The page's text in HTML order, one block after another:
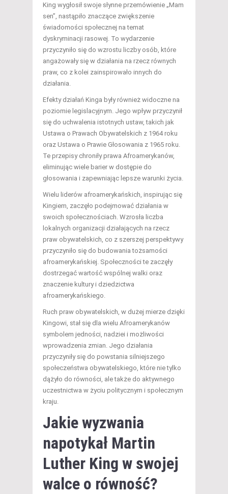
King wygłosił swoje słynne przemówienie „Mam
sen”, nastąpiło znaczące zwiększenie
świadomości społecznej na temat
dyskryminacji rasowej. To wydarzenie
przyczyniło się do wzrostu liczby osób, które
angażowały się w działania na rzecz równych
praw, co z kolei zainspirowało innych do
działania.
Efekty działań Kinga były również widoczne na
poziomie legislacyjnym. Jego wpływ przyczynił
się do uchwalenia istotnych ustaw, takich jak
Ustawa o Prawach Obywatelskich z 1964 roku
oraz Ustawa o Prawie Głosowania z 1965 roku.
Te przepisy chroniły prawa Afroamerykanów,
eliminując wiele barier w dostępie do
głosowania i zapewniając lepsze warunki życia.
Wielu liderów afroamerykańskich, inspirując się
Kingiem, zaczęło podejmować działania w
swoich społecznościach. Wzrosła liczba
lokalnych organizacji działających na rzecz
praw obywatelskich, co z szerszej perspektywy
przyczyniło się do budowania tożsamości
afroamerykańskiej. Społeczności te zaczęły
dostrzegać wartość wspólnej walki oraz
znaczenie kultury i dziedzictwa
afroamerykańskiego.
Ruch praw obywatelskich, w dużej mierze dzięki
Kingowi, stał się dla wielu Afroamerykanów
symbolem jedności, nadziei i możliwości
wprowadzenia zmian. Jego działania
przyczyniły się do powstania silniejszego
społeczeństwa obywatelskiego, które nie tylko
dążyło do równości, ale także do aktywnego
uczestnictwa w życiu politycznym i społecznym
kraju.
Jakie wyzwania
napotykał Martin
Luther King w swojej
walce o równość?